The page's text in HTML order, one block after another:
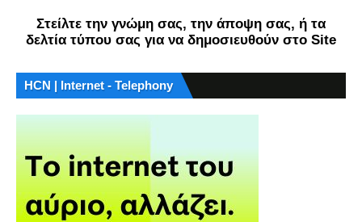
Στείλτε την γνώμη σας, την άποψη σας, ή τα
δελτία τύπου σας για να δημοσιευθούν στο Site
HCN | Internet - Telephony